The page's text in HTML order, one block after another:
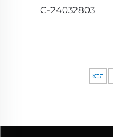
24032803-C
הבא